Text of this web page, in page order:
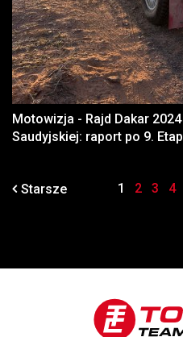
Motowizja - Rajd Dakar
Saudyjskiej: raport po 9.
Starsze 1 2 3 4